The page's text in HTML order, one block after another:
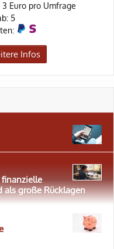
Euro pro Umfrage
5
Infos
große Rücklagen